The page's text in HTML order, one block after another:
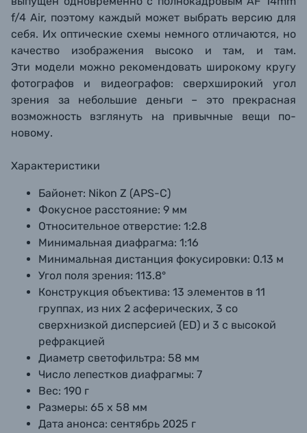
f/4 Air, поэтому каждый может выбрать версию для
себя. Их оптические схемы немного отличаются, но
качество изображения высоко и там, и там.
Эти модели можно рекомендовать широкому кругу
фотографов и видеографов: сверхширокий угол
зрения за небольшие деньги – это прекрасная
возможность взглянуть на привычные вещи по-
новому.
Характеристики
Байонет: Nikon Z (APS-C)
Фокусное расстояние: 9 мм
Относительное отверстие: 1:2.8
Минимальная диафрагма: 1:16
Минимальная дистанция фокусировки: 0.13 м
Угол поля зрения: 113.8°
Конструкция объектива: 13 элементов в 11
группах, из них 2 асферических, 3 со
сверхнизкой дисперсией (ED) и 3 с высокой
рефракцией
Диаметр светофильтра: 58 мм
Число лепестков диафрагмы: 7
Вес: 190 г
Размеры: 65 х 58 мм
Дата анонса: сентябрь 2025 г